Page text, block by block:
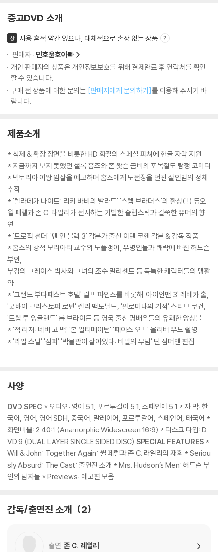
중고DVD 소개
상
사용 흔적 약간 있으나, 대체적으로 손상 없는 상품
판매자 : 민호윤호아빠
개인 판매자의 상품은 개인정보보호를 위해 결제완료 후 연락처를 확인
할 수 있습니다.
구매 전 상품에 대한 문의는 [판매자에게 문의하기]를 이용해 주시기 바
랍니다.
제품소개
* 삭제 & 확장 장면을 비롯한 HD 화질의 스페셜 피쳐에 한글 자막 지원
* 지금까지 보지 못했던 셜록 홈즈와 존 왓슨 콤비의 포복절도 탐정 코미디
* 빅토리아 여왕 암살을 예고하며 홈즈에게 도전장을 던진 살인범의 정체
추적
* '텔라데가 나이트: 리키 바비의 발라드' '스텝 브라더스'의 환상('!) 듀오
윌 페렐과 존 C. 라일리가 선사하는 기발한 슬랩스틱과 걸쭉한 유머의 향
연
* '트로픽 썬더' '맨 인 블랙 3' 각본가 출신 이탠 코헨 각본 & 감독 작품
* 홈즈의 강적 모리아티 교수의 도플갱어, 유명인들과 쾌락에 빠진 허드슨
부인,
부검의 그레이스 박사와 그녀의 조수 밀리센트 등 독특한 캐릭터들의 맹활
약
* '그랜드 부다페스트 호텔' 랄프 파인즈를 비롯해 '아이언맨 3' 레베카 홀,
'굿바이 크리스토퍼 로빈' 켈리 맥도날드, '필로미나의 기적' 스티브 쿠건,
'트립 투 잉글랜드' 롭 브라이든 등 영국 출신 명배우들의 유쾌한 앙상블
* '잭 리처: 네버 고 백' '본 얼티메이텀' '페이스 오프' 올리버 우드 촬영
* '리얼 스틸' '점퍼' '박물관이 살아있다: 비밀의 무덤' 딘 짐머맨 편집
사양
DVD SPEC * 오디오: 영어 5.1, 포르투갈어 5.1, 스페인어 5.1 * 자 막: 한
국어, 영어, 영어 SDH, 중국어, 말레이어, 포르투갈어, 스페인어, 태국어 *
화면비율: 2.40:1 (Anamorphic Widescreen 16:9) * 디스크 타입: D
VD 9 (DUAL LAYER SINGLE SIDED DISC) SPECIAL FEATURES *
Will & John: Together Again: 윌 페렐과 존 C. 라일리의 재회 * Seriou
sly Absurd: The Cast: 출연진 소개 * Mrs. Hudson’s Men: 허드슨 부
인의 남자들 * Previews: 예고편 모음
감독/출연진 소개 2
출연 존 C. 레일리